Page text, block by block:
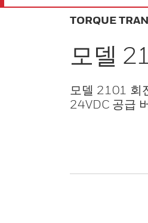
TORQUE
모델
모델 2101 회
24VDC 공급